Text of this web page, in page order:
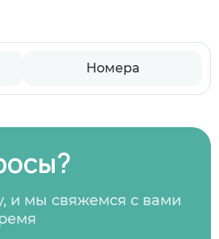
Номера
и мы свяжемся с вами